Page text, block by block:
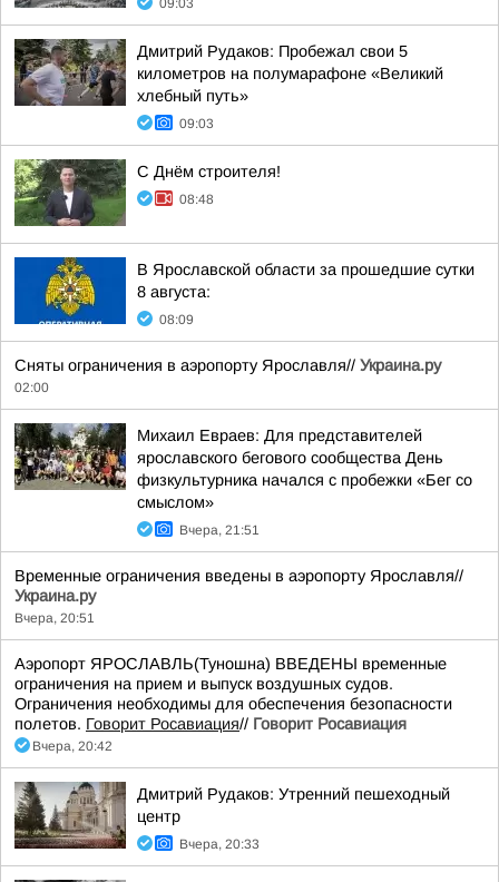
09:03
Дмитрий Рудаков: Пробежал свои 5
километров на полумарафоне «Великий
хлебный путь»
09:03
С Днём строителя!
08:48
В Ярославской области за прошедшие сутки
8 августа:
08:09
Сняты ограничения в аэропорту Ярославля// Украина.ру
02:00
Михаил Евраев: Для представителей
ярославского бегового сообщества День
физкультурника начался с пробежки «Бег со
смыслом»
Вчера, 21:51
Временные ограничения введены в аэропорту Ярославля//
Украина.ру
Вчера, 20:51
Аэропорт ЯРОСЛАВЛЬ(Туношна) ВВЕДЕНЫ временные
ограничения на прием и выпуск воздушных судов.
Ограничения необходимы для обеспечения безопасности
полетов. Говорит Росавиация// Говорит Росавиация
Вчера, 20:42
Дмитрий Рудаков: Утренний пешеходный
центр
Вчера, 20:33